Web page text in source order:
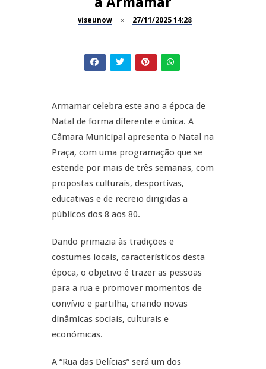
Dia do Foral em São João da
Summer Fusion em
Sernancelhe
do Castelo
11º Encontro Gastronómico
Amador de Abrunhosa-a-Velha
Now Opinião – Manuela
Antunes: Problemas nos
Exames Nacionais
viseunow 27/11/2025 14:28
Armamar celebra este ano a época de
Natal de forma diferente e única. A
Câmara Municipal apresenta o Natal na
Praça, com uma programação que se
estende por mais de três semanas, com
propostas culturais, desportivas,
educativas e de recreio dirigidas a
públicos dos 8 aos 80.
Dando primazia às tradições e
costumes locais, característicos desta
época, o objetivo é trazer as pessoas
para a rua e promover momentos de
convívio e partilha, criando novas
dinâmicas sociais, culturais e
económicas.
A “Rua das Delícias” será um dos